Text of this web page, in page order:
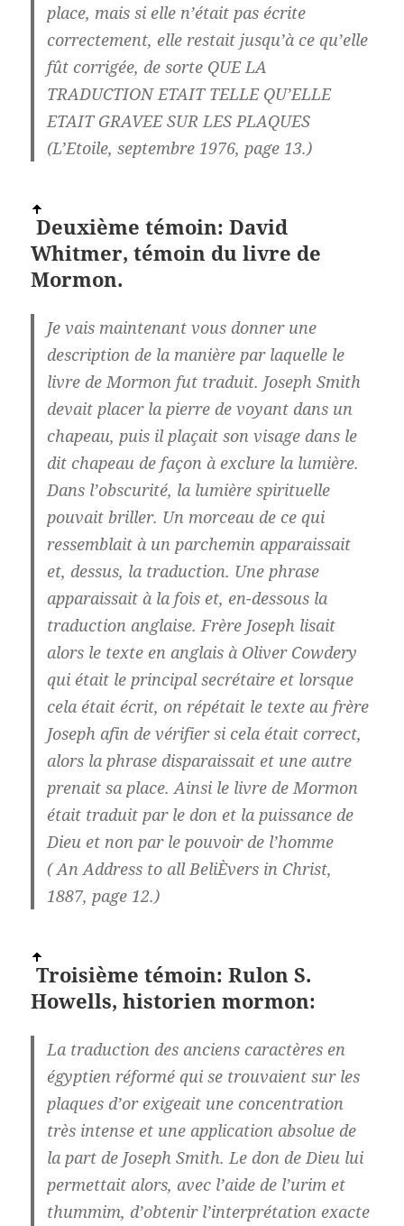
place, mais si elle n’était pas écrite
correctement, elle restait jusqu’à ce qu’elle
fût corrigée, de sorte QUE LA
TRADUCTION ETAIT TELLE QU’ELLE
ETAIT GRAVEE SUR LES PLAQUES
(L’Etoile, septembre 1976, page 13.)
Deuxième témoin: David
Whitmer, témoin du livre de
Mormon.
Je vais maintenant vous donner une
description de la manière par laquelle le
livre de Mormon fut traduit. Joseph Smith
devait placer la pierre de voyant dans un
chapeau, puis il plaçait son visage dans le
dit chapeau de façon à exclure la lumière.
Dans l’obscurité, la lumière spirituelle
pouvait briller. Un morceau de ce qui
ressemblait à un parchemin apparaissait
et, dessus, la traduction. Une phrase
apparaissait à la fois et, en-dessous la
traduction anglaise. Frère Joseph lisait
alors le texte en anglais à Oliver Cowdery
qui était le principal secrétaire et lorsque
cela était écrit, on répétait le texte au frère
Joseph afin de vérifier si cela était correct,
alors la phrase disparaissait et une autre
prenait sa place. Ainsi le livre de Mormon
était traduit par le don et la puissance de
Dieu et non par le pouvoir de l’homme
( An Address to all BeliÈvers in Christ,
1887, page 12.)
Troisième témoin: Rulon S.
Howells, historien mormon:
La traduction des anciens caractères en
égyptien réformé qui se trouvaient sur les
plaques d’or exigeait une concentration
très intense et une application absolue de
la part de Joseph Smith. Le don de Dieu lui
permettait alors, avec l’aide de l’urim et
thummim, d’obtenir l’interprétation exacte